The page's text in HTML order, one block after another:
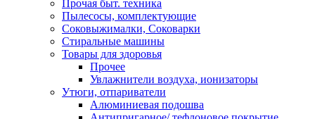
Прочая быт. техника
Пылесосы, комплектующие
Соковыжималки, Соковарки
Стиральные машины
Товары для здоровья
Прочее
Увлажнители воздуха, ионизаторы
Утюги, отпариватели
Алюминиевая подошва